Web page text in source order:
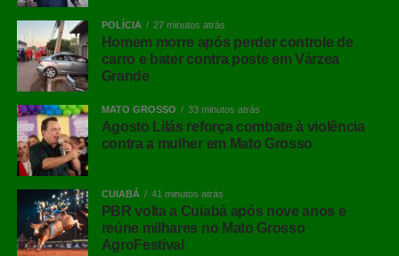
Share
POLÍCIA 27 minutos atrás
Homem morre após perder controle de
carro e bater contra poste em Várzea
Grande
MATO GROSSO 33 minutos atrás
Agosto Lilás reforça combate à violência
contra a mulher em Mato Grosso
CUIABÁ 41 minutos atrás
PBR volta a Cuiabá após nove anos e
reúne milhares no Mato Grosso
AgroFestival